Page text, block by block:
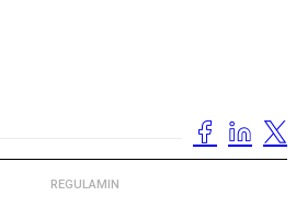
REGULAMIN